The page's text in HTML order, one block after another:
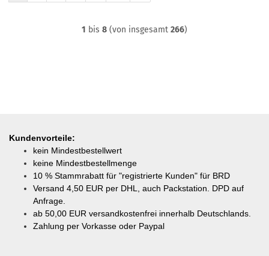
1 bis 8 (von insgesamt 266)
Kundenvorteile:
kein Mindestbestellwert
keine Mindestbestellmenge
10 % Stammrabatt für "registrierte Kunden" für BRD
Versand 4,50 EUR per DHL, auch Packstation. DPD auf
Anfrage.
ab 50,00 EUR versandkostenfrei innerhalb Deutschlands.
Zahlung per Vorkasse oder Paypal